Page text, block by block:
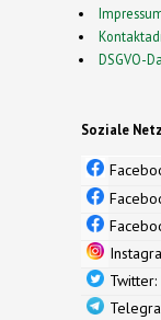
DSGVO-
Soziale
Twitter: